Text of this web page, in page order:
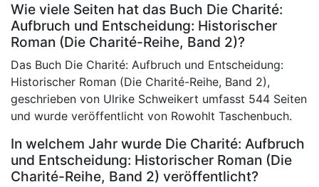
Wie viele Seiten hat das Buch Die Charité:
Aufbruch und Entscheidung: Historischer
Roman (Die Charité-Reihe, Band 2)?
Das Buch Die Charité: Aufbruch und Entscheidung:
Historischer Roman (Die Charité-Reihe, Band 2),
geschrieben von Ulrike Schweikert umfasst 544 Seiten
und wurde veröffentlicht von Rowohlt Taschenbuch.
In welchem Jahr wurde Die Charité: Aufbruch
und Entscheidung: Historischer Roman (Die
Charité-Reihe, Band 2) veröffentlicht?